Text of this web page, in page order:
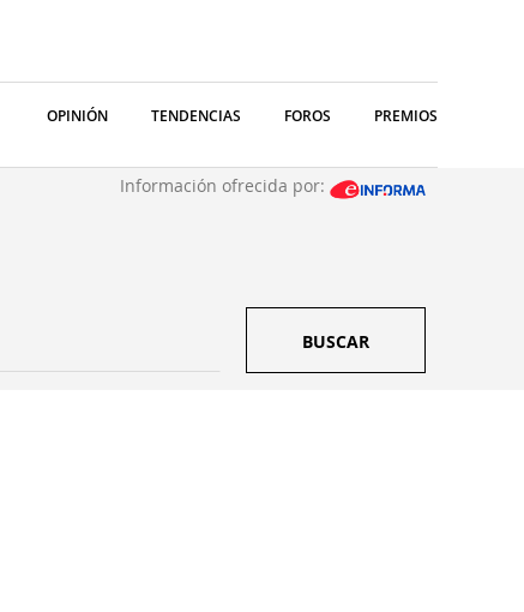
OPINIÓN TENDENCIAS FOROS PREMIOS
Información ofrecida por:
BUSCAR